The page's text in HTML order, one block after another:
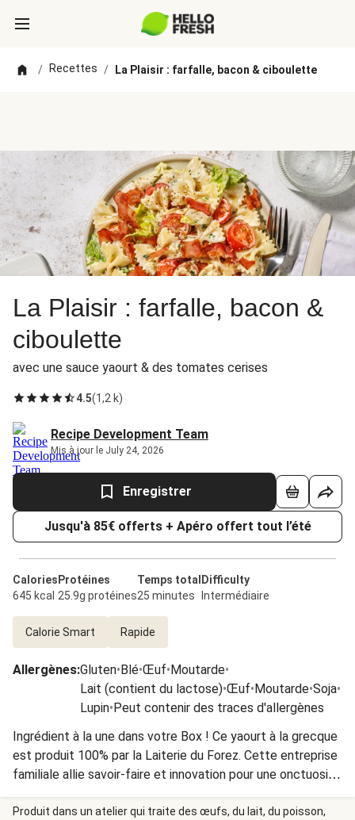
/ Recettes / La Plaisir : farfalle, bacon & ciboulette
La Plaisir : farfalle, bacon &
ciboulette
avec une sauce yaourt & des tomates cerises
4.5(1,2 k)
Recipe Development Team
Mis à jour le July 24, 2026
Enregistrer
Jusqu'à 85€ offerts + Apéro offert tout l’été
Calories
645 kcal
Protéines
25.9g protéines
Temps total
25 minutes
Difficulty
Intermédiaire
Calorie Smart Rapide
Allergènes:Gluten•Blé•Œuf•Moutarde•
Lait (contient du lactose)•Œuf•Moutarde•Soja•
Lupin•Peut contenir des traces d'allergènes
Ingrédient à la une dans votre Box ! Ce yaourt à la grecque
est produit 100% par la Laiterie du Forez. Cette entreprise
familiale allie savoir-faire et innovation pour une onctuosité
unique. Parfait pour sublimer cette recette.
Produit dans un atelier qui traite des œufs, du lait, du poisson,